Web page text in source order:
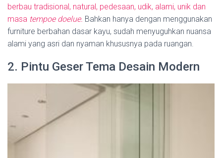
berbau tradisional, natural, pedesaan, udik, alami, unik dan
masa tempoe doelue. Bahkan hanya dengan menggunakan
furniture berbahan dasar kayu, sudah menyuguhkan nuansa
alami yang asri dan nyaman khususnya pada ruangan.
2. Pintu Geser Tema Desain Modern